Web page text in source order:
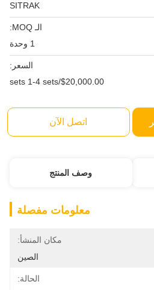
SITRAK
الـ MOQ:
1 وحدة
السعر:
$20,000.00/sets 1-4 sets
اتصل الآن
وصف المنتج
معلومات مفصلة
مكان المنشأ:
الصين
الحالة: